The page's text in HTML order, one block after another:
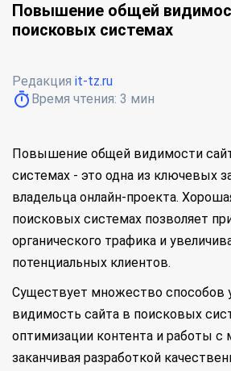
Повышение общей
поисковых системах
Редакция it-tz.ru
Время чтения: 3 мин
Повышение общей видимости
системах - это одна из ключевых
владельца онлайн-проекта.
поисковых системах позволяет
органического трафика и
потенциальных клиентов.
Существует множество способов
видимость сайта в поисковых
оптимизации контента и работы с
заканчивая разработкой